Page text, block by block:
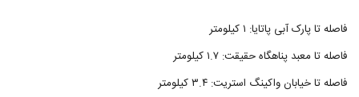
فاصله تا پارک آبی پاتایا: ۱ کیلومتر
فاصله تا معبد پناهگاه حقیقت: ۱.۷ کیلومتر
فاصله تا خیابان واکینگ استریت: ۳.۴ کیلومتر